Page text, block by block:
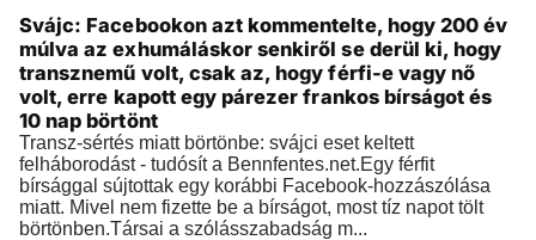
Svájc: Facebookon azt kommentelte, hogy 200 év
múlva az exhumáláskor senkiről se derül ki, hogy
transznemű volt, csak az, hogy férfi-e vagy nő
volt, erre kapott egy párezer frankos bírságot és
10 nap börtönt
Transz-sértés miatt börtönbe: svájci eset keltett
felháborodást - tudósít a Bennfentes.net.Egy férfit
bírsággal sújtottak egy korábbi Facebook-hozzászólása
miatt. Mivel nem fizette be a bírságot, most tíz napot tölt
börtönben.Társai a szólásszabadság m...